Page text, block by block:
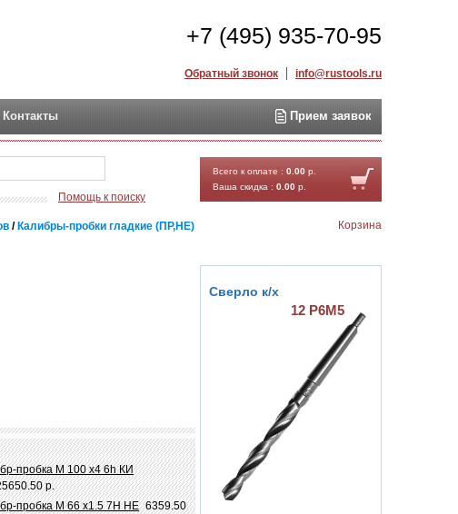
+7 (495) 935-70-95
Обратный звонок info@rustools.ru
Контакты Прием заявок
Помощь к поиску
Всего к оплате : 0.00 р.
Ваша скидка : 0.00 р.
Корзина
/ Калибры-пробки гладкие (ПР,НЕ)
пробка М 100 х4 6h КИ
р.
пробка М 66 х1.5 7Н НЕ 6359.50
Сверло к/х
12 Р6М5